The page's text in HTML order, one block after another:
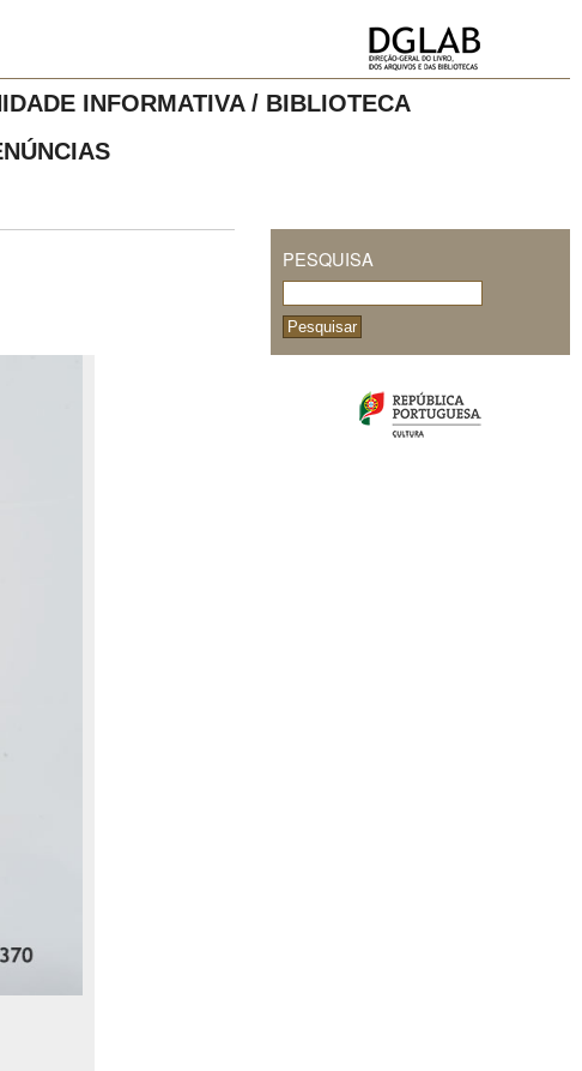
INFORMATIVA / BIBLIOTECA
PESQUISA